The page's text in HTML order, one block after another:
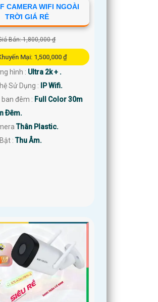
CAMERA WIFI NGOÀI
TRỜI GIÁ RẺ
Bán: 1,800,000 ₫
Mại: 1,500,000 ₫
hình : Ultra 2k + .
Sử Dụng : IP Wifi.
đêm : Full Color 30m
Ðêm.
Thân Plastic.
:Thu Âm.